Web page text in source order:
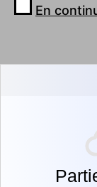
En